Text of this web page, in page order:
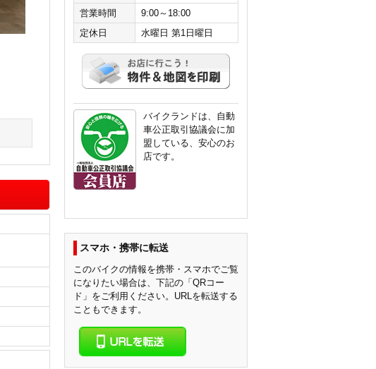
営業時間
9:00～18:00
定休日
水曜日 第1日曜日
バイクランドは、自動
車公正取引協議会に加
盟している、安心のお
店です。
スマホ・携帯に転送
このバイクの情報を携帯・スマホでご覧
になりたい場合は、下記の「QRコー
ド」をご利用ください。URLを転送する
こともできます。